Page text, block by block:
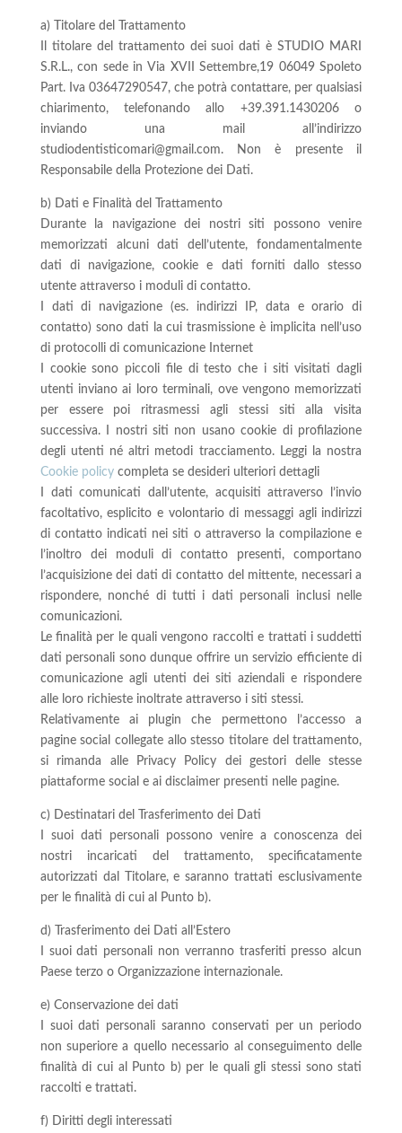
a) Titolare del Trattamento
Il titolare del trattamento dei suoi dati è STUDIO MARI
S.R.L., con sede in Via XVII Settembre,19 06049 Spoleto
Part. Iva 03647290547, che potrà contattare, per qualsiasi
chiarimento, telefonando allo +39.391.1430206 o
inviando una mail all’indirizzo
studiodentisticomari@gmail.com. Non è presente il
Responsabile della Protezione dei Dati.
b) Dati e Finalità del Trattamento
Durante la navigazione dei nostri siti possono venire
memorizzati alcuni dati dell’utente, fondamentalmente
dati di navigazione, cookie e dati forniti dallo stesso
utente attraverso i moduli di contatto.
I dati di navigazione (es. indirizzi IP, data e orario di
contatto) sono dati la cui trasmissione è implicita nell’uso
di protocolli di comunicazione Internet
I cookie sono piccoli file di testo che i siti visitati dagli
utenti inviano ai loro terminali, ove vengono memorizzati
per essere poi ritrasmessi agli stessi siti alla visita
successiva. I nostri siti non usano cookie di profilazione
degli utenti né altri metodi tracciamento. Leggi la nostra
Cookie policycompleta se desideri ulteriori dettagli
I dati comunicati dall’utente, acquisiti attraverso l’invio
facoltativo, esplicito e volontario di messaggi agli indirizzi
di contatto indicati nei siti o attraverso la compilazione e
l’inoltro dei moduli di contatto presenti, comportano
l’acquisizione dei dati di contatto del mittente, necessari a
rispondere, nonché di tutti i dati personali inclusi nelle
comunicazioni.
Le finalità per le quali vengono raccolti e trattati i suddetti
dati personali sono dunque offrire un servizio efficiente di
comunicazione agli utenti dei siti aziendali e rispondere
alle loro richieste inoltrate attraverso i siti stessi.
Relativamente ai plugin che permettono l’accesso a
pagine social collegate allo stesso titolare del trattamento,
si rimanda alle Privacy Policy dei gestori delle stesse
piattaforme social e ai disclaimer presenti nelle pagine.
c) Destinatari del Trasferimento dei Dati
I suoi dati personali possono venire a conoscenza dei
nostri incaricati del trattamento, specificatamente
autorizzati dal Titolare, e saranno trattati esclusivamente
per le finalità di cui al Punto b).
d) Trasferimento dei Dati all’Estero
I suoi dati personali non verranno trasferiti presso alcun
Paese terzo o Organizzazione internazionale.
e) Conservazione dei dati
I suoi dati personali saranno conservati per un periodo
non superiore a quello necessario al conseguimento delle
finalità di cui al Punto b) per le quali gli stessi sono stati
raccolti e trattati.
f) Diritti degli interessati